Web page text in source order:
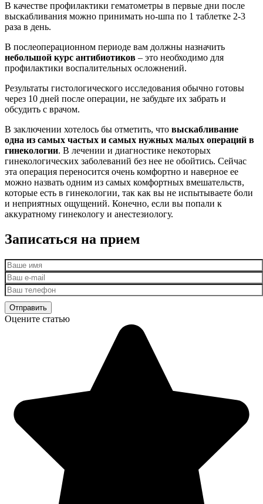
В качестве профилактики гематометры в первые дни после
выскабливания можно принимать но-шпа по 1 таблетке 2-3
раза в день.
В послеоперационном периоде вам должны назначить
небольшой курс антибиотиков – это необходимо для
профилактики воспалительных осложнений.
Результаты гистологического исследования обычно готовы
через 10 дней после операции, не забудьте их забрать и
обсудить с врачом.
В заключении хотелось бы отметить, что выскабливание
одна из самых частых и самых нужных малых операций в
гинекологии. В лечении и диагностике некоторых
гинекологических заболеваний без нее не обойтись. Сейчас
эта операция переносится очень комфортно и наверное ее
можно назвать одним из самых комфортных вмешательств,
которые есть в гинекологии, так как вы не испытываете боли
и неприятных ощущений. Конечно, если вы попали к
аккуратному гинекологу и анестезиологу.
Записаться на прием
Оцените статью